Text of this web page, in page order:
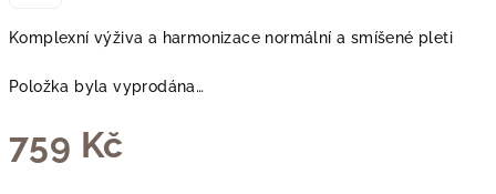
Komplexní výživa a harmonizace normální a smíšené pleti
Položka byla vyprodána…
759 Kč